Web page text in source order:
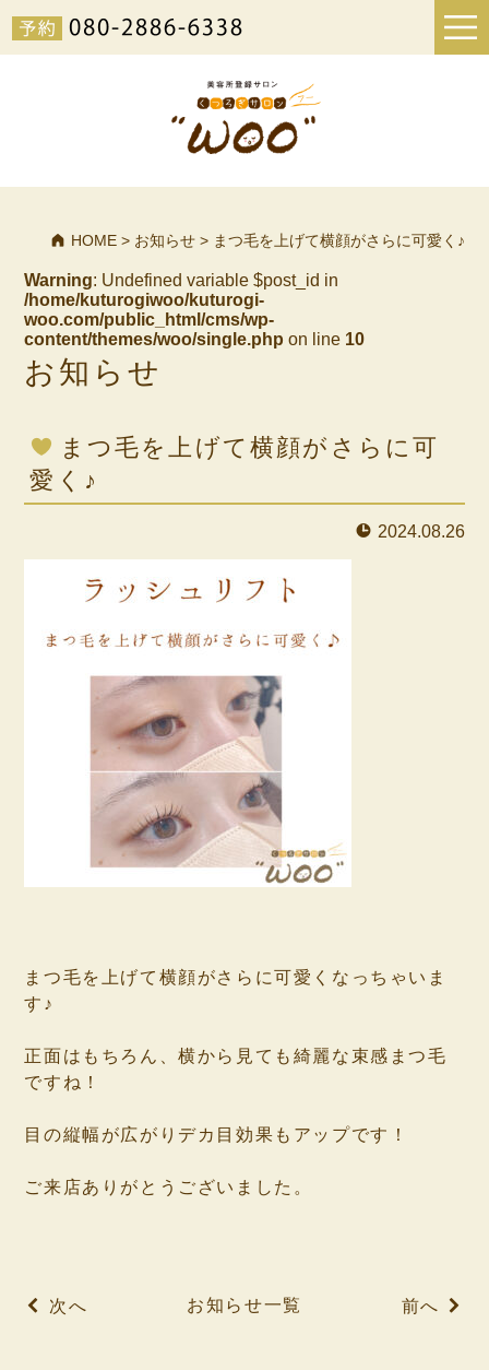
HOME> お知らせ> まつ毛を上げて横顔がさらに可愛く♪
Warning: Undefined variable $post_id in
/home/kuturogiwoo/kuturogi-
woo.com/public_html/cms/wp-
content/themes/woo/single.php on line 10
お知らせ
まつ毛を上げて横顔がさらに可
愛く♪
2024.08.26
まつ毛を上げて横顔がさらに可愛くなっちゃいま
す♪
正面はもちろん、横から見ても綺麗な束感まつ毛
ですね！
目の縦幅が広がりデカ目効果もアップです！
ご来店ありがとうございました。
次へ お知らせ一覧 前へ